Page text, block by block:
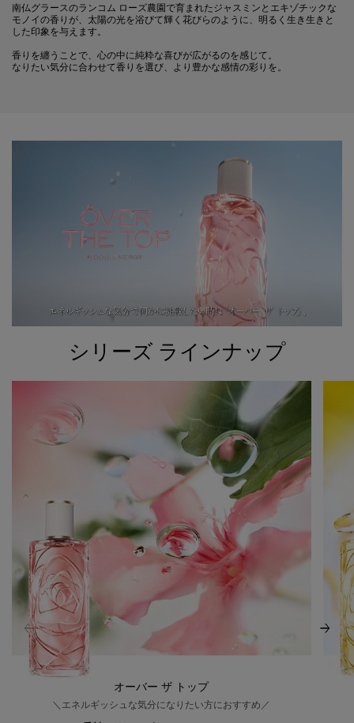
南仏グラースのランコム ローズ農園で育まれたジャスミンとエキゾチックな
モノイの香りが、太陽の光を浴びて輝く花びらのように、明るく生き生きと
した印象を与えます。
香りを纏うことで、心の中に純粋な喜びが広がるのを感じて。
なりたい気分に合わせて香りを選び、より豊かな感情の彩りを。
シリーズ ラインナップ
オーバー ザ トップ
＼エネルギッシュな気分になりたい方におすすめ／